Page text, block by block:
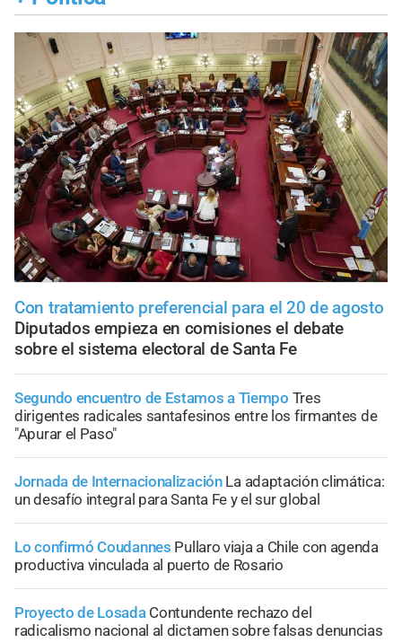
Con tratamiento preferencial para el 20 de agosto
Diputados empieza en comisiones el debate
sobre el sistema electoral de Santa Fe
Segundo encuentro de Estamos a Tiempo Tres
dirigentes radicales santafesinos entre los firmantes de
"Apurar el Paso"
Jornada de Internacionalización La adaptación climática:
un desafío integral para Santa Fe y el sur global
Lo confirmó Coudannes Pullaro viaja a Chile con agenda
productiva vinculada al puerto de Rosario
Proyecto de Losada Contundente rechazo del
radicalismo nacional al dictamen sobre falsas denuncias